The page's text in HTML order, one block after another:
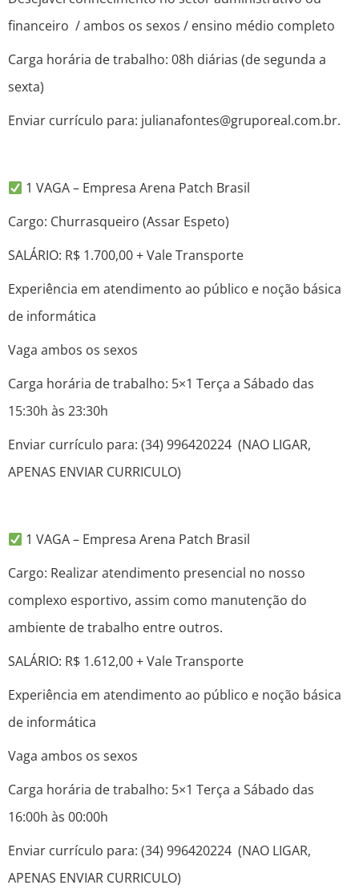
financeiro / ambos os sexos / ensino médio completo
Carga horária de trabalho: 08h diárias (de segunda a
sexta)
Enviar currículo para: julianafontes@gruporeal.com.br.
1 VAGA – Empresa Arena Patch Brasil
Cargo: Churrasqueiro (Assar Espeto)
SALÁRIO: R$ 1.700,00 + Vale Transporte
Experiência em atendimento ao público e noção básica
de informática
Vaga ambos os sexos
Carga horária de trabalho: 5×1 Terça a Sábado das
15:30h às 23:30h
Enviar currículo para: (34) 996420224 (NAO LIGAR,
APENAS ENVIAR CURRICULO)
1 VAGA – Empresa Arena Patch Brasil
Cargo: Realizar atendimento presencial no nosso
complexo esportivo, assim como manutenção do
ambiente de trabalho entre outros.
SALÁRIO: R$ 1.612,00 + Vale Transporte
Experiência em atendimento ao público e noção básica
de informática
Vaga ambos os sexos
Carga horária de trabalho: 5×1 Terça a Sábado das
16:00h às 00:00h
Enviar currículo para: (34) 996420224 (NAO LIGAR,
APENAS ENVIAR CURRICULO)